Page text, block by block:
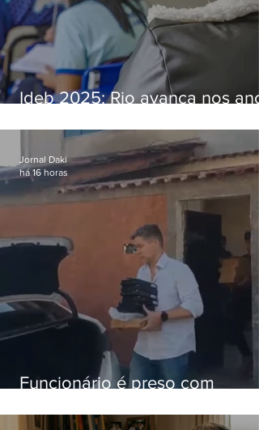
Ideb 2025: Rio avança nos
nacional
Funcionário é preso com
Hospital do Andaraí
Jornal Daki
há 16 horas